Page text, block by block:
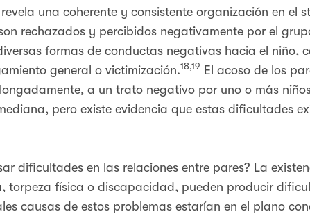
una coherente y consistente organización en el
rechazados y percibidos negativamente por el
formas de conductas negativas hacia el niño,
general o victimización.18,19 El acoso de los
a un trato negativo por uno o más
pero existe evidencia que estas dificultades
dificultades en las relaciones entre pares? La
torpeza física o discapacidad, pueden producir
causas de estos problemas estarían en el plano